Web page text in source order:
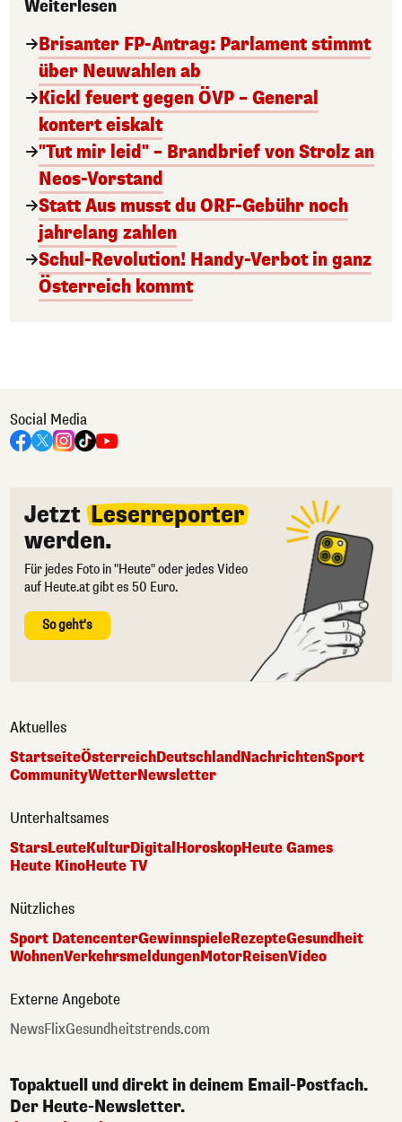
Weiterlesen
Brisanter FP-Antrag: Parlament stimmt
über Neuwahlen ab
Kickl feuert gegen ÖVP – General
kontert eiskalt
"Tut mir leid" – Brandbrief von Strolz an
Neos-Vorstand
Statt Aus musst du ORF-Gebühr noch
jahrelang zahlen
Schul-Revolution! Handy-Verbot in ganz
Österreich kommt
Social Media
Jetzt Leserreporter
werden.
Für jedes Foto in "Heute" oder jedes Video
auf Heute.at gibt es 50 Euro.
So geht's
Aktuelles
StartseiteÖsterreichDeutschlandNachrichtenSport
CommunityWetterNewsletter
Unterhaltsames
StarsLeuteKulturDigitalHoroskopHeute Games
Heute KinoHeute TV
Nützliches
Sport DatencenterGewinnspieleRezepteGesundheit
WohnenVerkehrsmeldungenMotorReisenVideo
Externe Angebote
NewsFlixGesundheitstrends.com
Topaktuell und direkt in deinem Email-Postfach.
Der Heute-Newsletter.